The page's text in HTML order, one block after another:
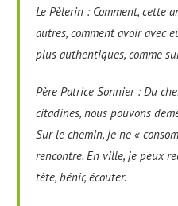
Le Pèlerin : Comment, cette
autres, comment avoir avec
plus authentiques, comme
Père Patrice Sonnier : Du
citadines, nous pouvons
Sur le chemin, je ne «
rencontre. En ville, je peux
tête, bénir, écouter.